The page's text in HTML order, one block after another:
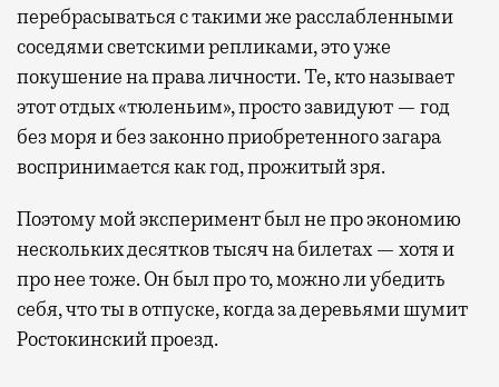
перебрасываться с такими же расслабленными
соседями светскими репликами, это уже
покушение на права личности. Те, кто называет
этот отдых «тюленьим», просто завидуют — год
без моря и без законно приобретенного загара
воспринимается как год, прожитый зря.
Поэтому мой эксперимент был не про экономию
нескольких десятков тысяч на билетах — хотя и
про нее тоже. Он был про то, можно ли убедить
себя, что ты в отпуске, когда за деревьями шумит
Ростокинский проезд.